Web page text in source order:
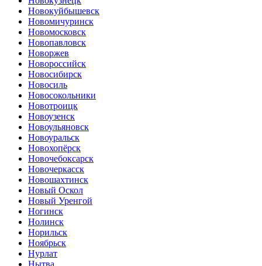
Новокуйбышевск
Новомичуринск
Новомосковск
Новопавловск
Новоржев
Новороссийск
Новосибирск
Новосиль
Новосокольники
Новотроицк
Новоузенск
Новоульяновск
Новоуральск
Новохопёрск
Новочебоксарск
Новочеркасск
Новошахтинск
Новый Оскол
Новый Уренгой
Ногинск
Нолинск
Норильск
Ноябрьск
Нурлат
Нытва